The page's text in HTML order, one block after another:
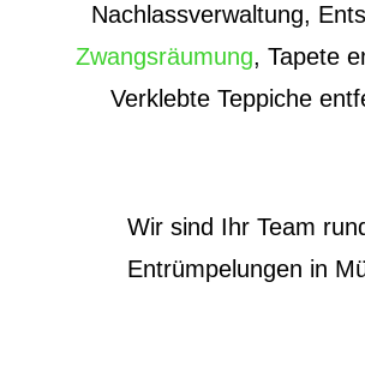
Nachlassverwaltung,
Zwangsräumung, Tapete
Verklebte Teppiche
Wir sind Ihr Team
Entrümpelungen in